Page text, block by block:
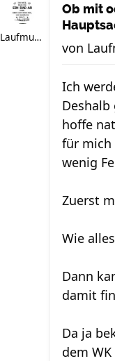
Laufmuddi
Ob mit
von
Ich
Deshalb
hoffe
für mich
wenig
Zuerst
Wie
Dann
damit
Da ja
dem